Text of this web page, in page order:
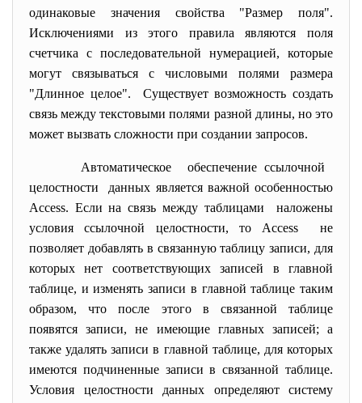
одинаковые значения свойства "Размер поля".
Исключениями из этого правила являются поля
счетчика с последовательной нумерацией, которые
могут связываться с числовыми полями размера
"Длинное целое". Существует возможность создать
связь между текстовыми полями разной длины, но это
может вызвать сложности при создании запросов.
Автоматическое обеспечение ссылочной
целостности данных является важной особенностью
Access. Если на связь между таблицами наложены
условия ссылочной целостности, то Access не
позволяет добавлять в связанную таблицу записи, для
которых нет соответствующих записей в главной
таблице, и изменять записи в главной таблице таким
образом, что после этого в связанной таблице
появятся записи, не имеющие главных записей; а
также удалять записи в главной таблице, для которых
имеются подчиненные записи в связанной таблице.
Условия целостности данных определяют систему